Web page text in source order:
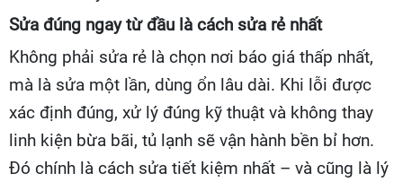
Sửa đúng ngay từ đầu là cách sửa rẻ nhất
Không phải sửa rẻ là chọn nơi báo giá thấp nhất,
mà là sửa một lần, dùng ổn lâu dài. Khi lỗi được
xác định đúng, xử lý đúng kỹ thuật và không thay
linh kiện bừa bãi, tủ lạnh sẽ vận hành bền bỉ hơn.
Đó chính là cách sửa tiết kiệm nhất – và cũng là lý